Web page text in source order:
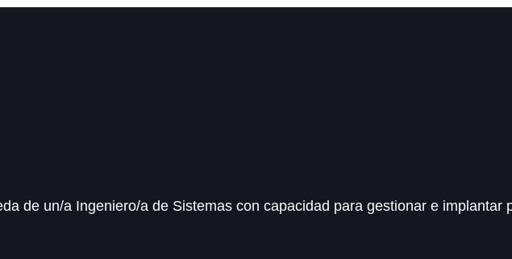
de un/a Ingeniero/a de Sistemas con capacidad para gestionar e implantar